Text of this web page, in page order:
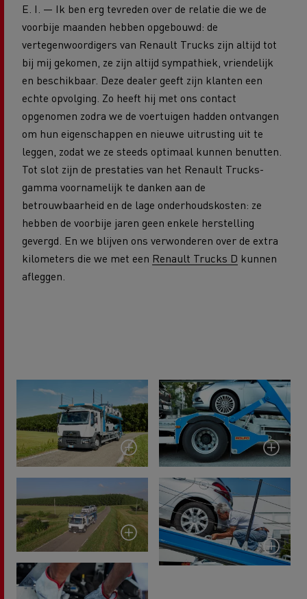
E. I. — Ik ben erg tevreden over de relatie die we de
voorbije maanden hebben opgebouwd: de
vertegenwoordigers van Renault Trucks zijn altijd tot
bij mij gekomen, ze zijn altijd sympathiek, vriendelijk
en beschikbaar. Deze dealer geeft zijn klanten een
echte opvolging. Zo heeft hij met ons contact
opgenomen zodra we de voertuigen hadden ontvangen
om hun eigenschappen en nieuwe uitrusting uit te
leggen, zodat we ze steeds optimaal kunnen benutten.
Tot slot zijn de prestaties van het Renault Trucks-
gamma voornamelijk te danken aan de
betrouwbaarheid en de lage onderhoudskosten: ze
hebben de voorbije jaren geen enkele herstelling
gevergd. En we blijven ons verwonderen over de extra
kilometers die we met een Renault Trucks D kunnen
afleggen.